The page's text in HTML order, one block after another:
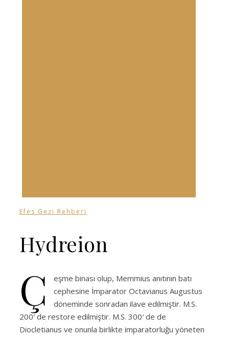
Efes Gezi Rehberi
Hydreion
Ç
eşme binası olup, Memmius anıtının batı
cephesine İmparator Octavianus Augustus
döneminde sonradan ilave edilmiştir. M.S.
200′ de restore edilmiştir. M.S. 300′ de de
Diocletianus ve onunla birlikte imparatorluğu yöneten